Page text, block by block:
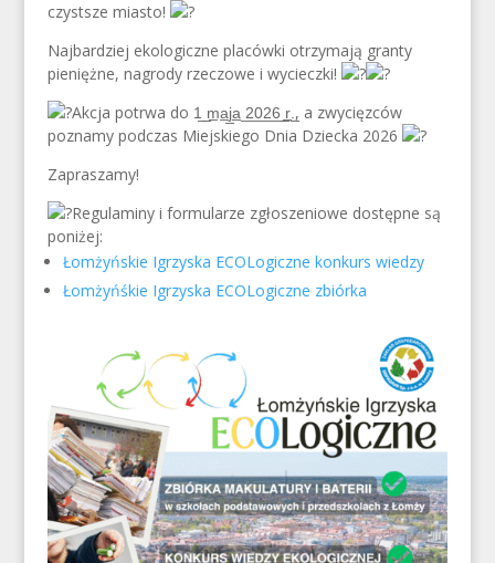
czystsze miasto!
Najbardziej ekologiczne placówki otrzymają granty
pieniężne, nagrody rzeczowe i wycieczki!
Akcja potrwa do 1̲ ̲m̲a̲j̲a̲ ̲2̲0̲2̲6̲ ̲r̲.̲, a zwycięzców
poznamy podczas Miejskiego Dnia Dziecka 2026
Zapraszamy!
Regulaminy i formularze zgłoszeniowe dostępne są
poniżej:
Łomżyńskie Igrzyska ECOLogiczne konkurs wiedzy
Łomżyńśkie Igrzyska ECOLogiczne zbiórka